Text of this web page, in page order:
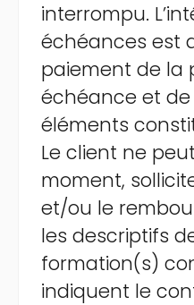
interrompu.
échéances est
paiement de la
échéance et de
éléments
Le client ne
moment,
et/ou le
les descriptifs
formation(s)
indiquent le